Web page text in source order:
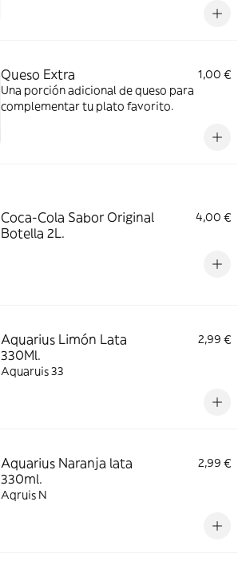
Queso Extra
1,00 €
Una porción adicional de queso para
complementar tu plato favorito.
Coca-Cola Sabor Original
Botella 2L.
4,00 €
Aquarius Limón Lata
330Ml.
2,99 €
Aquaruis 33
Aquarius Naranja lata
330ml.
2,99 €
Aqruis N